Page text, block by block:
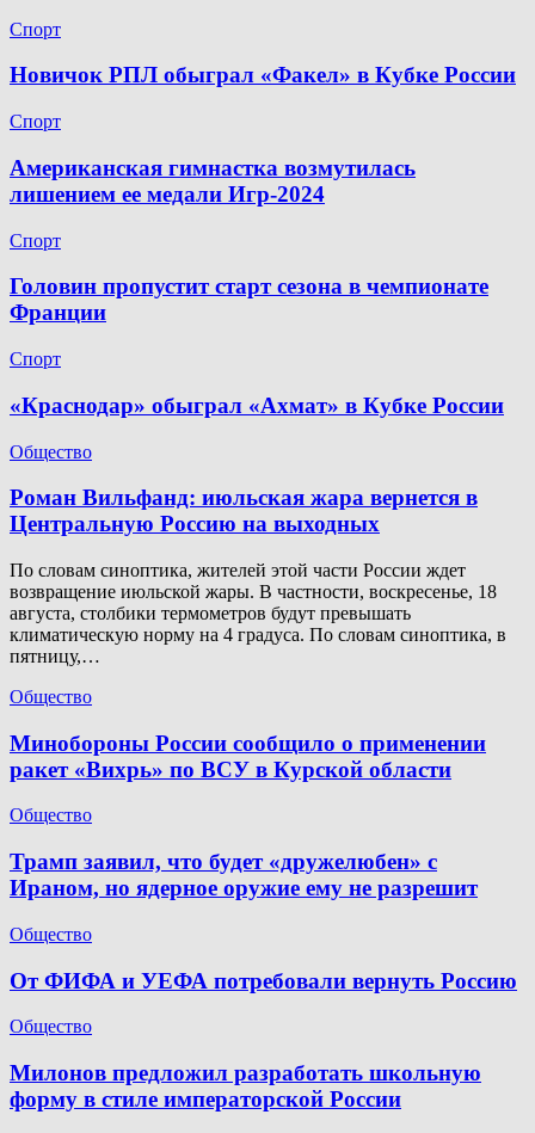
Спорт
Новичок РПЛ обыграл «Факел» в Кубке России
Спорт
Американская гимнастка возмутилась
лишением ее медали Игр-2024
Спорт
Головин пропустит старт сезона в чемпионате
Франции
Спорт
«Краснодар» обыграл «Ахмат» в Кубке России
Общество
Роман Вильфанд: июльская жара вернется в
Центральную Россию на выходных
По словам синоптика, жителей этой части России ждет
возвращение июльской жары. В частности, воскресенье, 18
августа, столбики термометров будут превышать
климатическую норму на 4 градуса. По словам синоптика, в
пятницу,…
Общество
Минобороны России сообщило о применении
ракет «Вихрь» по ВСУ в Курской области
Общество
Трамп заявил, что будет «дружелюбен» с
Ираном, но ядерное оружие ему не разрешит
Общество
От ФИФА и УЕФА потребовали вернуть Россию
Общество
Милонов предложил разработать школьную
форму в стиле императорской России